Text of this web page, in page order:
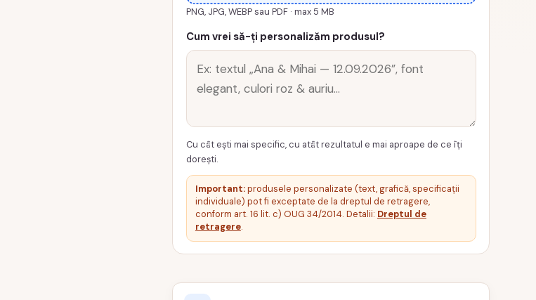
CANAIN
PNG, JPG, WEBP sau PDF · max 5 MB
Cum vrei să-ți personalizăm produsul?
Cu cât ești mai specific, cu atât rezultatul e mai aproape de ce îți
dorești.
Important:produsele personalizate (text, grafică, specificații
individuale) pot fi exceptate de la dreptul de retragere,
conform art. 16 lit. c) OUG 34/2014. Detalii: Dreptul de
retragere.